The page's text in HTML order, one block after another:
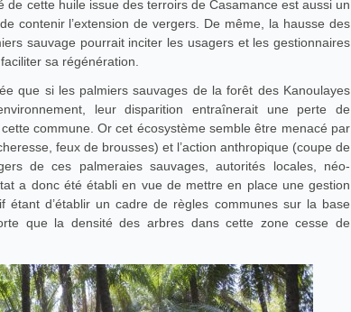
cette huile issue des terroirs de Casamance est aussi un
contenir l’extension de vergers. De même, la hausse des
sauvage pourrait inciter les usagers et les gestionnaires
sa régénération.
que si les palmiers sauvages de la forêt des Kanoulayes
leur disparition entraînerait une perte de
commune. Or cet écosystème semble être menacé par
feux de brousses) et l’action anthropique (coupe de
de ces palmeraies sauvages, autorités locales, néo-
a donc été établi en vue de mettre en place une gestion
étant d’établir un cadre de règles communes sur la base
que la densité des arbres dans cette zone cesse de